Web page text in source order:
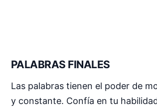
PALABRAS FINALES
Las palabras tienen el poder de
y constante. Confía en tu